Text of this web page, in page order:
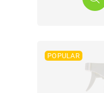
POPULAR